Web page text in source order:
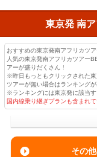
東京発 南
おすすめの東京発南アフリカツ
人気の東京発南アフリカツアー
アーが盛りだくさん！
※昨日もっともクリックされた東
ツアーが無い場合はランキングが
※ランキングには東京発に該当す
国内線乗り継ぎプランも含まれ
その